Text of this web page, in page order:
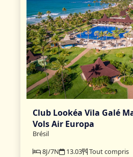
Club Lookéa Vila Galé
Vols Air Europa
Brésil
8J/7N
13.03 Tout compris